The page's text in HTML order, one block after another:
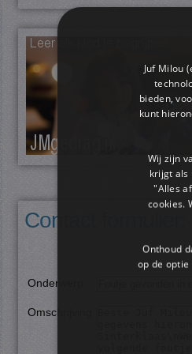
Contact formulier:
Onderwerp
Omschrijving
Juf Milou
bieden,
kunt
Wij zijn
krijgt als
"Alles
cookies.
Onthoud
op de optie